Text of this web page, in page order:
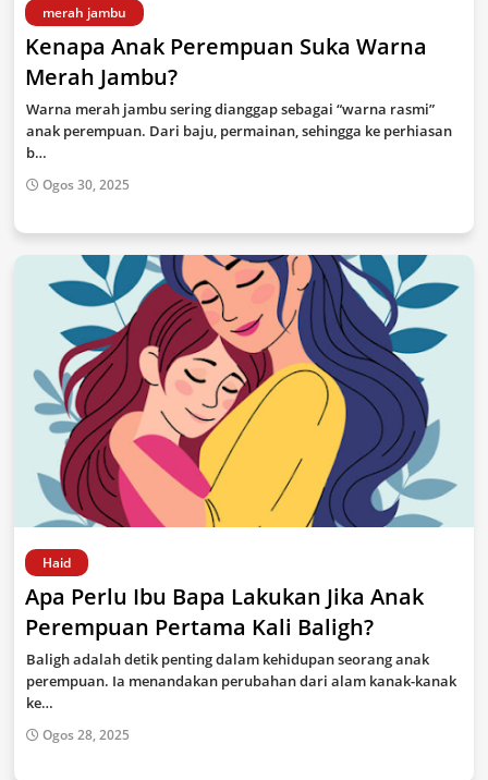
merah jambu
Kenapa Anak Perempuan Suka Warna
Merah Jambu?
Warna merah jambu sering dianggap sebagai “warna rasmi”
anak perempuan. Dari baju, permainan, sehingga ke perhiasan
b…
Ogos 30, 2025
Haid
Apa Perlu Ibu Bapa Lakukan Jika Anak
Perempuan Pertama Kali Baligh?
Baligh adalah detik penting dalam kehidupan seorang anak
perempuan. Ia menandakan perubahan dari alam kanak-kanak
ke…
Ogos 28, 2025